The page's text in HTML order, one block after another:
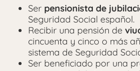
Ser pensionista de
Seguridad Social español.
Recibir una pensión de
cincuenta y cinco o más
sistema de Seguridad
Ser beneficiado por una